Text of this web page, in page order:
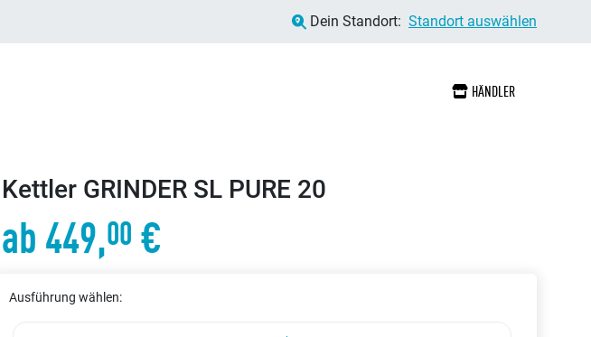
Dein Standort: Standort auswählen
HÄNDLER
Kettler GRINDER SL PURE 20
ab 449,00 €
Ausführung wählen: